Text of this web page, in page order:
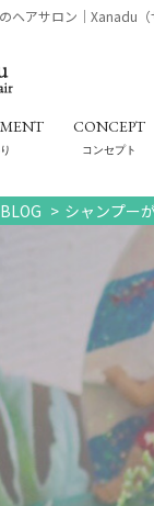
ヘアサロン｜Xanadu（
CONCEPT
コンセプト
BLOG シャンプー